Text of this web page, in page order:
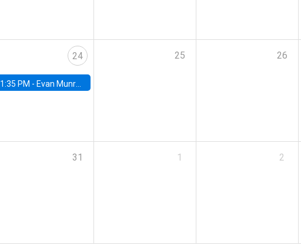
24
1:35 PM - Evan Munro, Neyman Visiting Assistant Professor in the Department of Statistics at UC Berkeley
25 26
31 1 2